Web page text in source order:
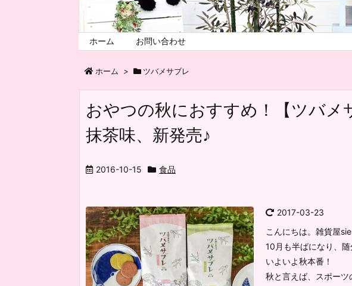
ホーム お問い合わせ
ホーム > ツバメサブレ
おやつの秋におすすめ！【ツバメ
抹茶味、新発売♪
2016-10-15 食品
2017-03-23
こんにちは。雑貨屋
10月も半ばになり、随
いよいよ秋本番！
秋と言えば、スポー